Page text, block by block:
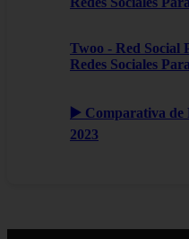
Twoo - Red Social
Redes Sociales
▶️ Comparativa de
2023